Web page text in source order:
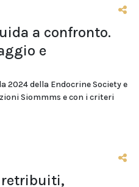
a confronto.
e
2024 della Endocrine Society e
Siommms e con i criteri
retribuiti,